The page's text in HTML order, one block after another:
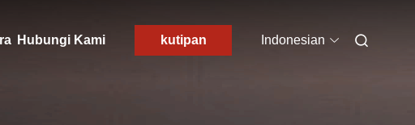
Hubungi Kami kutipan Indonesian